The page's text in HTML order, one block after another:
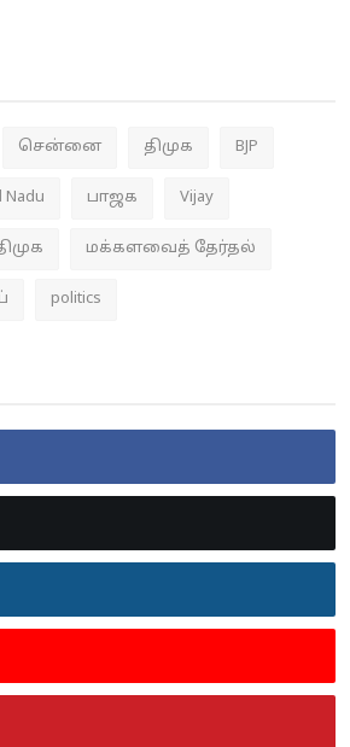
சென்னை திமுக BJP
Nadu பாஜக Vijay
மக்களவைத் தேர்தல்
politics